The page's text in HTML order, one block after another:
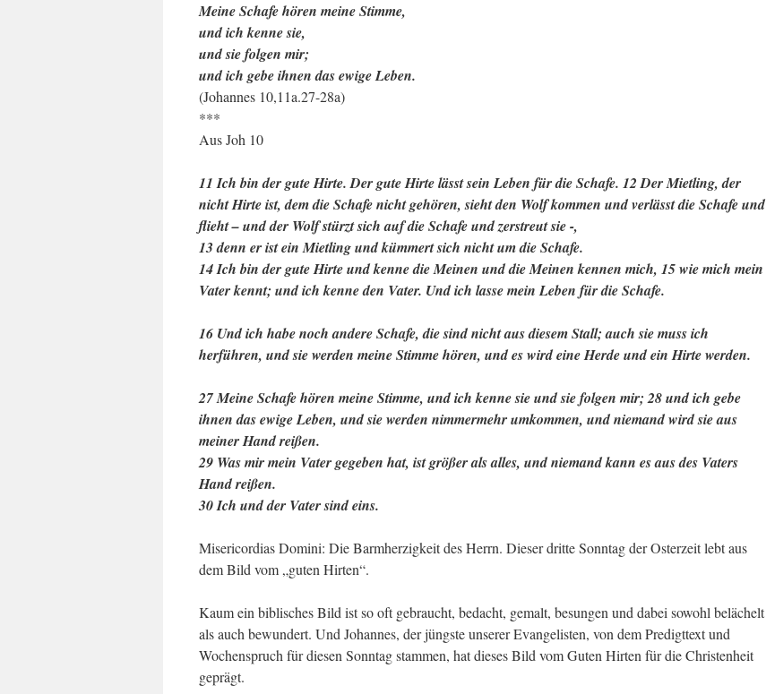
Meine Schafe hören meine Stimme,
und ich kenne sie,
und sie folgen mir;
und ich gebe ihnen das ewige Leben.
(Johannes 10,11a.27-28a)
***
Aus Joh 10
11 Ich bin der gute Hirte. Der gute Hirte lässt sein Leben für die Schafe. 12 Der Mietling, der
nicht Hirte ist, dem die Schafe nicht gehören, sieht den Wolf kommen und verlässt die Schafe und
flieht – und der Wolf stürzt sich auf die Schafe und zerstreut sie -,
13 denn er ist ein Mietling und kümmert sich nicht um die Schafe.
14 Ich bin der gute Hirte und kenne die Meinen und die Meinen kennen mich, 15 wie mich mein
Vater kennt; und ich kenne den Vater. Und ich lasse mein Leben für die Schafe.
16 Und ich habe noch andere Schafe, die sind nicht aus diesem Stall; auch sie muss ich
herführen, und sie werden meine Stimme hören, und es wird eine Herde und ein Hirte werden.
27 Meine Schafe hören meine Stimme, und ich kenne sie und sie folgen mir; 28 und ich gebe
ihnen das ewige Leben, und sie werden nimmermehr umkommen, und niemand wird sie aus
meiner Hand reißen.
29 Was mir mein Vater gegeben hat, ist größer als alles, und niemand kann es aus des Vaters
Hand reißen.
30 Ich und der Vater sind eins.
Misericordias Domini: Die Barmherzigkeit des Herrn. Dieser dritte Sonntag der Osterzeit lebt aus
dem Bild vom „guten Hirten“.
Kaum ein biblisches Bild ist so oft gebraucht, bedacht, gemalt, besungen und dabei sowohl belächelt
als auch bewundert. Und Johannes, der jüngste unserer Evangelisten, von dem Predigttext und
Wochenspruch für diesen Sonntag stammen, hat dieses Bild vom Guten Hirten für die Christenheit
geprägt.